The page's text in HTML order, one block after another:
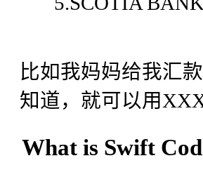
比如我妈妈给我汇
知道，就可以用
What is Swift